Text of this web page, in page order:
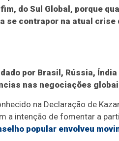
do Sul Global, porque
se contrapor na atual crise
por Brasil, Rússia,
nas negociações
na Declaração de
a intenção de fomentar a
popular envolveu